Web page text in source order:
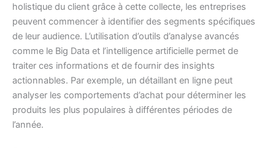
holistique du client grâce à cette collecte, les entreprises
peuvent commencer à identifier des segments spécifiques
de leur audience. L’utilisation d’outils d’analyse avancés
comme le Big Data et l’intelligence artificielle permet de
traiter ces informations et de fournir des insights
actionnables. Par exemple, un détaillant en ligne peut
analyser les comportements d’achat pour déterminer les
produits les plus populaires à différentes périodes de
l’année.